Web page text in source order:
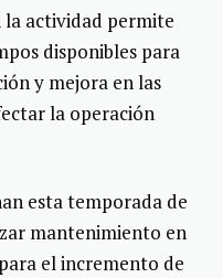
la actividad permite
disponibles para
y mejora en las
la operación
esta temporada de
mantenimiento en
el incremento de